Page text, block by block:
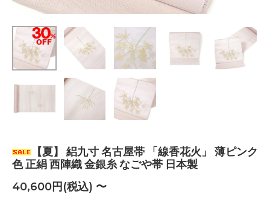
【夏】 絽九寸 名古屋帯 「線香花火」 薄ピンク
色 正絹 西陣織 金銀糸 なごや帯 日本製
40,600円(税込) 〜